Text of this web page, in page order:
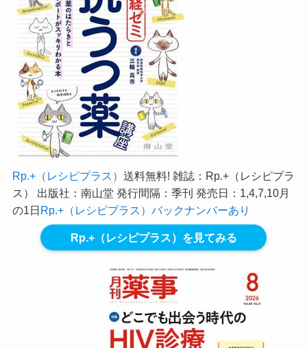
Rp.+（レシピプラス） 送料無料! 雑誌：Rp.+（レシピプラ
ス） 出版社：南山堂 発行間隔：季刊 発売日：1,4,7,10月
の1日Rp.+（レシピプラス）バックナンバーあり
Rp.+（レシピプラス）を見てみる